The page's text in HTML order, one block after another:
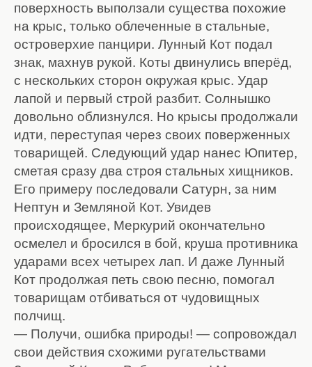
поверхность выползали существа похожие
на крыс, только облеченные в стальные,
островерхие панцири. Лунный Кот подал
знак, махнув рукой. Коты двинулись вперёд,
с нескольких сторон окружая крыс. Удар
лапой и первый строй разбит. Солнышко
довольно облизнулся. Но крысы продолжали
идти, переступая через своих поверженных
товарищей. Следующий удар нанес Юпитер,
сметая сразу два строя стальных хищников.
Его примеру последовали Сатурн, за ним
Нептун и Земляной Кот. Увидев
происходящее, Меркурий окончательно
осмелел и бросился в бой, круша противника
ударами всех четырех лап. И даже Лунный
Кот продолжая петь свою песню, помогал
товарищам отбиваться от чудовищных
полчищ.
— Получи, ошибка природы! — сопровождал
свои действия схожими ругательствами